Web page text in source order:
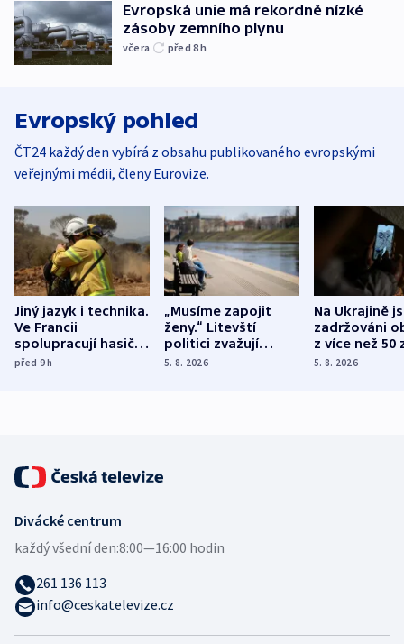
Evropská unie má rekordně nízké
zásoby zemního plynu
včera před 8h
Evropský pohled
ČT24 každý den vybírá z obsahu publikovaného evropskými
veřejnými médii, členy Eurovize.
Jiný jazyk i technika.
Ve Francii
spolupracují hasiči z
různých zemí
před 9h
„Musíme zapojit
ženy.“ Litevští
politici zvažují
dohodu o
5. 8. 2026
Na Ukrajině
zadržováni
z více než 50
Bojovali na
5. 8. 2026
Divácké centrum
každý všední den:8:00—16:00 hodin
261 136 113
info@ceskatelevize.cz